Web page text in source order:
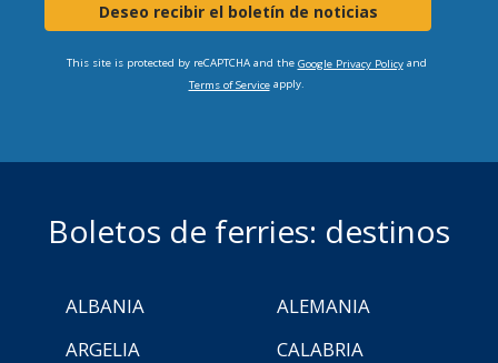
Deseo recibir el boletín de noticias
This site is protected by reCAPTCHA and the Google Privacy Policyand
Terms of Serviceapply.
Boletos de ferries: destinos
ALBANIA
ALEMANIA
ARGELIA
CALABRIA